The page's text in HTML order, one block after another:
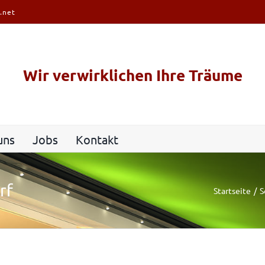
Wir verwirklichen Ihre Träume
Jobs Kontakt
Startseite